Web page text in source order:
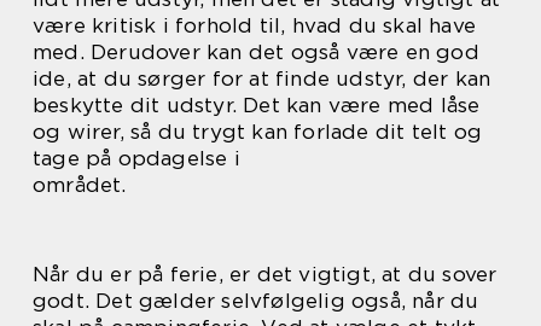
være kritisk i forhold til, hvad du skal have
med. Derudover kan det også være en god
ide, at du sørger for at finde udstyr, der kan
beskytte dit udstyr. Det kan være med låse
og wirer, så du trygt kan forlade dit telt og
tage på opdagelse i
området.
Når du er på ferie, er det vigtigt, at du sover
godt. Det gælder selvfølgelig også, når du